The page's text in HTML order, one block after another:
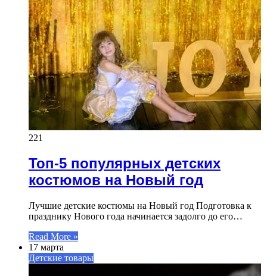
221
Топ-5 популярных детских
костюмов на Новый год
Лучшие детские костюмы на Новый год Подготовка к
празднику Нового года начинается задолго до его…
Read More »
17 марта
Детские товары